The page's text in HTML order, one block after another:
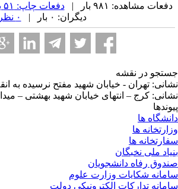
دفعات مشاهده: ۹۸۱ بار | دفعات چاپ: ۵۱ بار
دیگران: ۰ بار |
در نقشه
تهران - خیابان شهید مفتح نرسیده به
کرج – انتهای خیابان شهید بهشتی –
ها
ها
ها
ملی نخبگان
رفاه دانشجویان
شکایات وزارت علوم
تدارکات الکترونیکی دولت